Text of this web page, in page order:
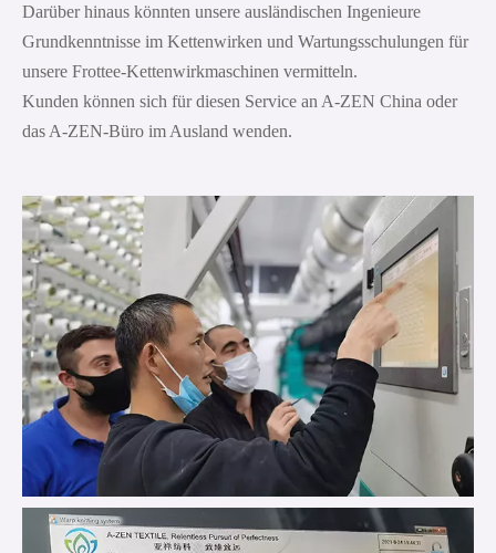
Darüber hinaus könnten unsere ausländischen Ingenieure
Grundkenntnisse im Kettenwirken und Wartungsschulungen für
unsere Frottee-Kettenwirkmaschinen vermitteln.
Kunden können sich für diesen Service an A-ZEN China oder
das A-ZEN-Büro im Ausland wenden.